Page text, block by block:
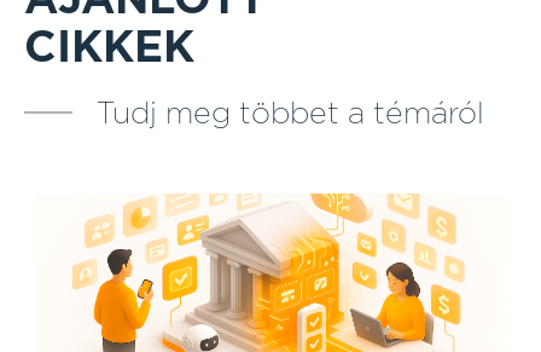
CIKKEK
Tudj meg többet a témáról